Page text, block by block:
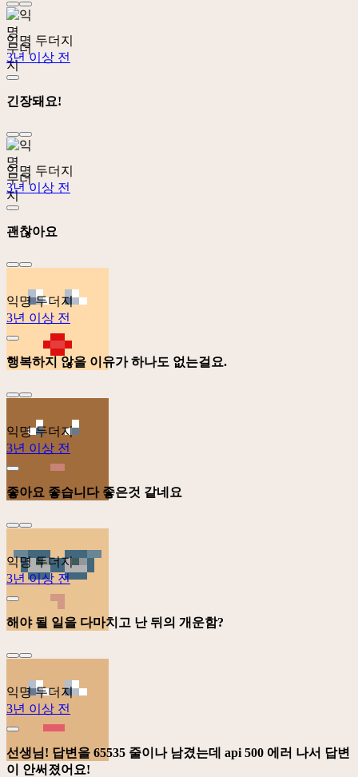
익명 두더지
3년 이상 전
긴장돼요!
익명 두더지
3년 이상 전
괜찮아요
익명 두더지
3년 이상 전
행복하지 않을 이유가 하나도 없는걸요.
익명 두더지
3년 이상 전
좋아요 좋습니다 좋은것 같네요
익명 두더지
3년 이상 전
해야 될 일을 다마치고 난 뒤의 개운함?
익명 두더지
3년 이상 전
선생님! 답변을 65535 줄이나 남겼는데 api 500 에러 나서 답변
이 안써졌어요!